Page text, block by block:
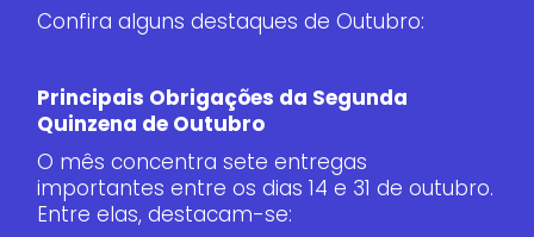
Confira alguns destaques de Outubro:
Principais Obrigações da Segunda
Quinzena de Outubro
O mês concentra sete entregas
importantes entre os dias 14 e 31 de outubro.
Entre elas, destacam-se: